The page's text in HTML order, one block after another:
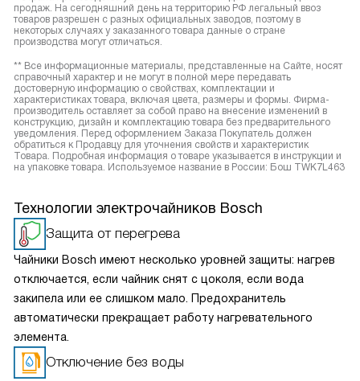
продаж. На сегодняшний день на территорию РФ легальный ввоз
товаров разрешен с разных официальных заводов, поэтому в
некоторых случаях у заказанного товара данные о стране
производства могут отличаться.
** Все информационные материалы, представленные на Сайте, носят
справочный характер и не могут в полной мере передавать
достоверную информацию о свойствах, комплектации и
характеристиках товара, включая цвета, размеры и формы. Фирма-
производитель оставляет за собой право на внесение изменений в
конструкцию, дизайн и комплектацию товара без предварительного
уведомления. Перед оформлением Заказа Покупатель должен
обратиться к Продавцу для уточнения свойств и характеристик
Товара. Подробная информация о товаре указывается в инструкции и
на упаковке товара. Используемое название в России: Бош TWK7L463
Технологии электрочайников Bosch
Защита от перегрева
Чайники Bosch имеют несколько уровней защиты: нагрев
отключается, если чайник снят с цоколя, если вода
закипела или ее слишком мало. Предохранитель
автоматически прекращает работу нагревательного
элемента.
Отключение без воды